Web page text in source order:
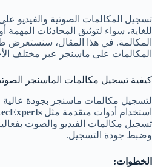
تسجيل المكالمات الصوتية والفيديو
للغاية، سواء لتوثيق المحادثات المهمة
المكالمة. في هذا المقال، سنستعرض
المكالمات على ماسنجر عبر مختلف
كيفية تسجيل مكالمات الماسنجر
لتسجيل مكالمات ماسنجر بجودة عالية
استخدام أدوات متقدمة مثل
تسجيل مكالمات الفيديو والصوت
وضبط جودة التسجيل.
الخطوات: